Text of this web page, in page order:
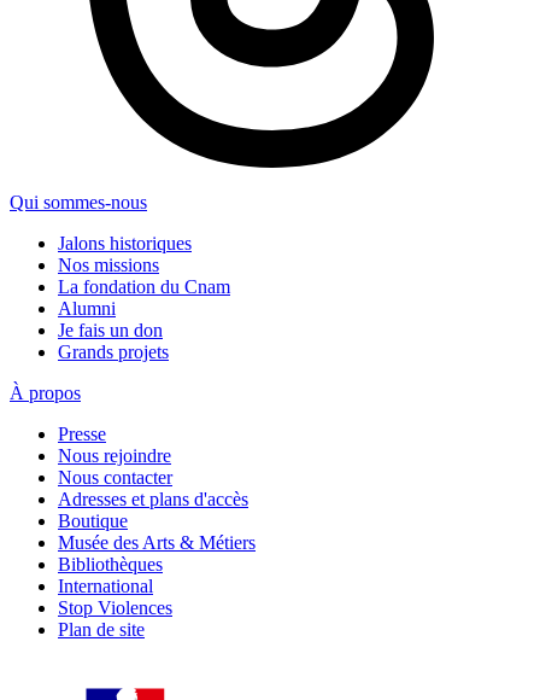
Qui sommes-nous
Jalons historiques
Nos missions
La fondation du Cnam
Alumni
Je fais un don
Grands projets
À propos
Presse
Nous rejoindre
Nous contacter
Adresses et plans d'accès
Boutique
Musée des Arts & Métiers
Bibliothèques
International
Stop Violences
Plan de site